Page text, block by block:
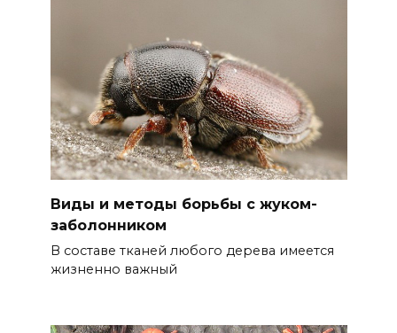
Виды и методы борьбы с жуком-
заболонником
В составе тканей любого дерева имеется
жизненно важный